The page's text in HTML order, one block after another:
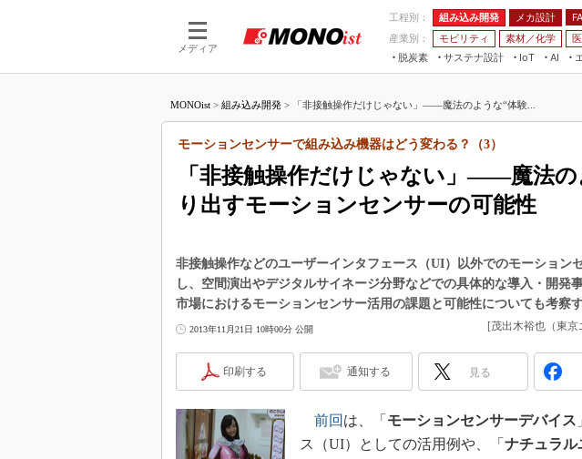
メディア
工程別： 組み込み開発 メカ設計 FA
産業別：
モビリティ 素材／化学
脱炭素
サステナ設計
IoT
つながる工場
つながるサービス
AI
AI×設備保全
Physical AI
JIMTOF
展＆IoT/5Gソリュ
IIFES
国際ロボット展
TECHNO-
人テク展
スマート工場EXPO
日本ものづくりワ
産業オープンネッ
VR／AR
フィー
組み込
車載ソフ
3Dプリン
デジタル
MONOist > 組み込み開発 > 「非接触操作だけじゃない」――魔法のような“体験...
「非接触操作だけじゃない」――魔法の
り出すモーションセンサーの可能性
モーションセンサーで組み込み機器はどう変わる？（3）
非接触操作などのユーザーインタフェース（UI）以外でのモーション
し、空間演出やデジタルサイネージ分野などでの具体的な導入・開発
市場におけるモーションセンサー活用の課題と可能性についても考察す
2013年11月21日 10時00分 公開 [茂出木裕也（東京
印刷する 通知する 見る
前回 は、「 モーションセンサーデバイス
ス（UI）としての活用例や、「 ナチュラル